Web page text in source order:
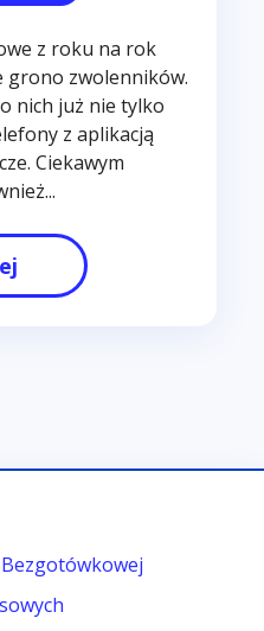
z roku na rok
grono zwolenników.
nich już nie tylko
z aplikacją
Ciekawym